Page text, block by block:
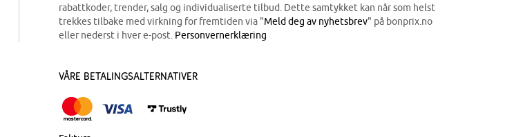
rabattkoder, trender, salg og individualiserte tilbud. Dette samtykket kan når som helst
trekkes tilbake med virkning for fremtiden via "Meld deg av nyhetsbrev" på bonprix.no
eller nederst i hver e-post. Personvernerklæring
Våre betalingsalternativer